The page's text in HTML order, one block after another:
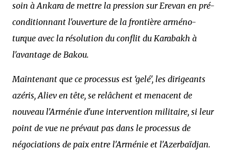
soin à Ankara de mettre la pression sur Erevan en pré-
conditionnant l'ouverture de la frontière arméno-
turque avec la résolution du conflit du Karabakh à
l'avantage de Bakou.
Maintenant que ce processus est ‘gelé', les dirigeants
azéris, Aliev en tête, se relâchent et menacent de
nouveau l'Arménie d'une intervention militaire, si leur
point de vue ne prévaut pas dans le processus de
négociations de paix entre l'Arménie et l'Azerbaïdjan.